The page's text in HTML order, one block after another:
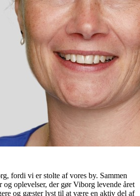
fordi vi er stolte af vores by. Sammen
og oplevelser, der gør Viborg levende året
og gæster lyst til at være en aktiv del af